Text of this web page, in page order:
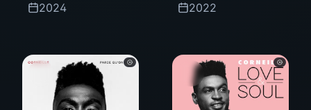
2024 2022